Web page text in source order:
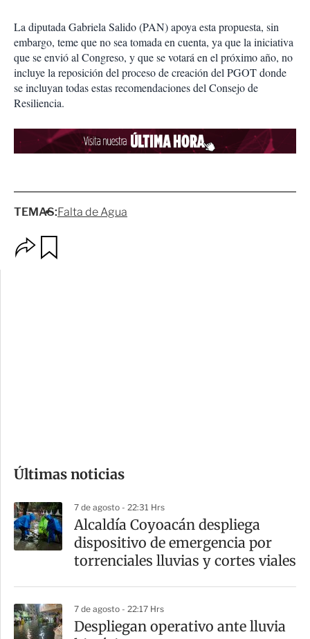
La diputada Gabriela Salido (PAN) apoya esta propuesta, sin
embargo, teme que no sea tomada en cuenta, ya que la iniciativa
que se envió al Congreso, y que se votará en el próximo año, no
incluye la reposición del proceso de creación del PGOT donde
se incluyan todas estas recomendaciones del Consejo de
Resiliencia.
TEMAS:Falta de Agua
p
m
a
r
t
Últimas noticias
7 de agosto - 22:31 Hrs
Alcaldía Coyoacán despliega
dispositivo de emergencia por
torrenciales lluvias y cortes viales
7 de agosto - 22:17 Hrs
Despliegan operativo ante lluvia